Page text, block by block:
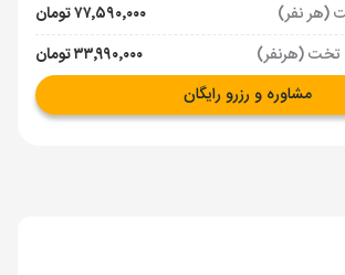
(هر نفر)
۷۷٬۵۹۰٬۰۰۰ تومان
(هرنفر)
۳۳٬۹۹۰٬۰۰۰ تومان
مشاوره و رزرو رایگان